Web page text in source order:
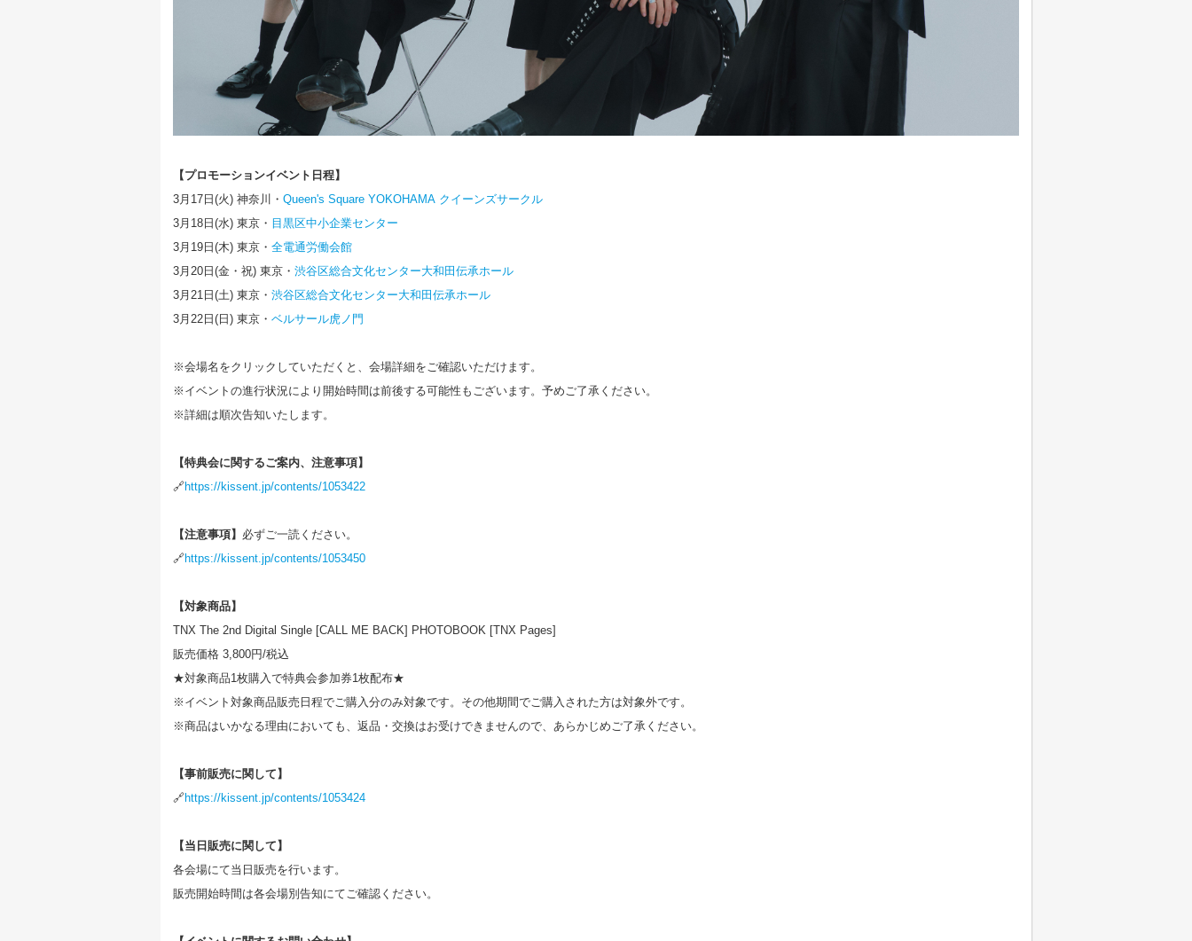
【プロモーションイベント日程】
3月17日(火) 神奈川・ Queen's Square YOKOHAMA クイーンズサークル
3月18日(水) 東京・ 目黒区中小企業センター
3月19日(木) 東京・ 全電通労働会館
3月20日(金・祝) 東京・ 渋谷区総合文化センター大和田伝承ホール
3月21日(土) 東京・ 渋谷区総合文化センター大和田伝承ホール
3月22日(日) 東京・ ベルサール虎ノ門
※会場名をクリックしていただくと、会場詳細をご確認いただけます。
※イベントの進行状況により開始時間は前後する可能性もございます。予めご了承ください。
※詳細は順次告知いたします。
【特典会に関するご案内、注意事項】
🔗https://kissent.jp/contents/1053422
【注意事項】 必ずご一読ください。
🔗https://kissent.jp/contents/1053450
【対象商品】
TNX The 2nd Digital Single [CALL ME BACK] PHOTOBOOK [TNX Pages]
販売価格 3,800円/税込
★対象商品1枚購入で特典会参加券1枚配布★
※イベント対象商品販売日程でご購入分のみ対象です。その他期間でご購入された方は対象外です。
※商品はいかなる理由においても、返品・交換はお受けできませんので、あらかじめご了承ください。
【事前販売に関して】
🔗https://kissent.jp/contents/1053424
【当日販売に関して】
各会場にて当日販売を行います。
販売開始時間は各会場別告知にてご確認ください。